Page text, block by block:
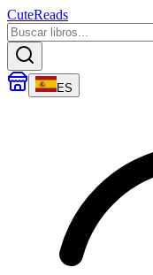
CuteReads
ES